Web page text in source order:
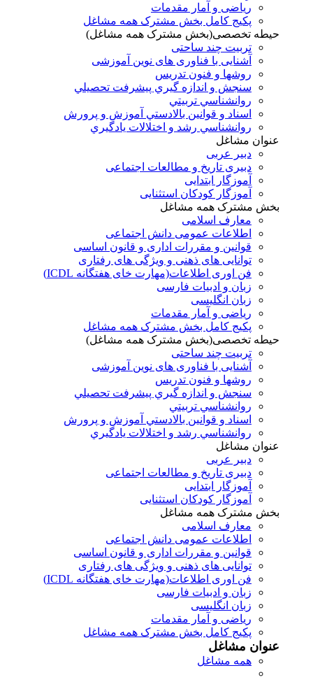
ریاضی و آمار مقدمات
پکیج کامل بخش مشترک همه مشاغل
حیطه تخصصی(بخش مشترک همه مشاغل)
تربیت چند ساحتی
آشنایی با فناوری های نوین آموزشی
روشها و فنون تدريس
سنجش و اندازه گيري پيشرفت تحصيلي
روانشناسي تربيتي
اسناد و قوانين بالادستي آموزش و پرورش
روانشناسي رشد و اختلالات يادگيري
عنوان مشاغل
دبير عربی
دبیری تاریخ و مطالعات اجتماعی
آموزگار ابتدایی
آموزگار کودکان استثنایی
بخش مشترک همه مشاغل
معارف اسلامی
اطلاعات عمومی دانش اجتماعی
قوانین و مقررات اداری و قانون اساسی
توانایی های ذهنی و ویژگی های رفتاری
فن اوری اطلاعات(مهارت خای هفتگانه ICDL)
زبان و ادبیات فارسی
زبان انگلیسی
ریاضی و آمار مقدمات
پکیج کامل بخش مشترک همه مشاغل
حیطه تخصصی(بخش مشترک همه مشاغل)
تربیت چند ساحتی
آشنایی با فناوری های نوین آموزشی
روشها و فنون تدريس
سنجش و اندازه گيري پيشرفت تحصيلي
روانشناسي تربيتي
اسناد و قوانين بالادستي آموزش و پرورش
روانشناسي رشد و اختلالات يادگيري
عنوان مشاغل
دبير عربی
دبیری تاریخ و مطالعات اجتماعی
آموزگار ابتدایی
آموزگار کودکان استثنایی
بخش مشترک همه مشاغل
معارف اسلامی
اطلاعات عمومی دانش اجتماعی
قوانین و مقررات اداری و قانون اساسی
توانایی های ذهنی و ویژگی های رفتاری
فن اوری اطلاعات(مهارت خای هفتگانه ICDL)
زبان و ادبیات فارسی
زبان انگلیسی
ریاضی و آمار مقدمات
پکیج کامل بخش مشترک همه مشاغل
عنوان مشاغل
همه مشاغل